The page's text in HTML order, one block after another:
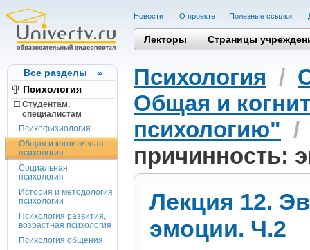
Все разделы
Психология
Студентам,
cпециалистам
Психофизиология
Общая и когнитивная
психология
Социальная
психология
История и методология
психологии
Психология развития,
возрастная психология
Психология общения
Новости О проекте Полезные cсылки
Лекторы Страницы
Психология /
Общая и
психологию"
причинность:
Лекция 12.
эмоции. Ч.2